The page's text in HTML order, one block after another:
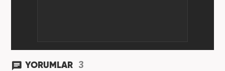
YORUMLAR 3